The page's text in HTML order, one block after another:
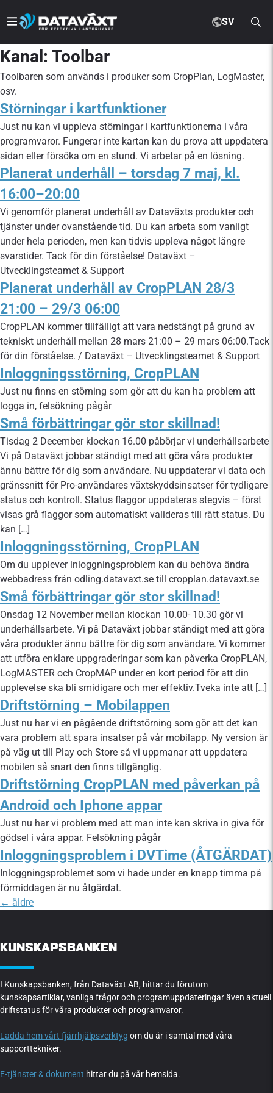
SV
Kanal: Toolbar
Toolbaren som används i produker som CropPlan, LogMaster,
osv.
Störningar i kartfunktioner
Just nu kan vi uppleva störningar i kartfunktionerna i våra
programvaror. Fungerar inte kartan kan du prova att uppdatera
sidan eller försöka om en stund. Vi arbetar på en lösning.
Planerat underhåll – torsdag 7 maj, kl.
16:00–20:00
Vi genomför planerat underhåll av Dataväxts produkter och
tjänster under ovanstående tid. Du kan arbeta som vanligt
under hela perioden, men kan tidvis uppleva något längre
svarstider. Tack för din förståelse! Dataväxt –
Utvecklingsteamet & Support
Planerat underhåll av CropPLAN 28/3
21:00 – 29/3 06:00
CropPLAN kommer tillfälligt att vara nedstängt på grund av
tekniskt underhåll mellan 28 mars 21:00 – 29 mars 06:00.Tack
för din förståelse. / Dataväxt – Utvecklingsteamet & Support
Inloggningsstörning, CropPLAN
Just nu finns en störning som gör att du kan ha problem att
logga in, felsökning pågår
Små förbättringar gör stor skillnad!
Tisdag 2 December klockan 16.00 påbörjar vi underhållsarbete
Vi på Dataväxt jobbar ständigt med att göra våra produkter
ännu bättre för dig som användare. Nu uppdaterar vi data och
gränssnitt för Pro-användares växtskyddsinsatser för tydligare
status och kontroll. Status flaggor uppdateras stegvis – först
visas grå flaggor som automatiskt valideras till rätt status. Du
kan […]
Inloggningsstörning, CropPLAN
Om du upplever inloggningsproblem kan du behöva ändra
webbadress från odling.datavaxt.se till cropplan.datavaxt.se
Små förbättringar gör stor skillnad!
Onsdag 12 November mellan klockan 10.00- 10.30 gör vi
underhållsarbete. Vi på Dataväxt jobbar ständigt med att göra
våra produkter ännu bättre för dig som användare. Vi kommer
att utföra enklare uppgraderingar som kan påverka CropPLAN,
LogMASTER och CropMAP under en kort period för att din
upplevelse ska bli smidigare och mer effektiv.Tveka inte att […]
Driftstörning – Mobilappen
Just nu har vi en pågående driftstörning som gör att det kan
vara problem att spara insatser på vår mobilapp. Ny version är
på väg ut till Play och Store så vi uppmanar att uppdatera
mobilen så snart den finns tillgänglig.
Driftstörning CropPLAN med påverkan på
Android och Iphone appar
Just nu har vi problem med att man inte kan skriva in giva för
gödsel i våra appar. Felsökning pågår
Inloggningsproblem i DVTime (ÅTGÄRDAT)
Inloggningsproblemet som vi hade under en knapp timma på
förmiddagen är nu åtgärdat.
← äldre
KUNSKAPSBANKEN
I Kunskapsbanken, från Dataväxt AB, hittar du förutom
kunskapsartiklar, vanliga frågor och programuppdateringar även aktuell
driftstatus för våra produkter och programvaror.
Ladda hem vårt fjärrhjälpsverktyg om du är i samtal med våra
supporttekniker.
E-tjänster & dokument hittar du på vår hemsida.